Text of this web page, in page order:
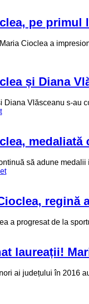
pe
Cioclea a
și Diana
Diana Vlăsceanu s-au
să adune
regină
a progresat de la
laureații!
ai județului în 2016